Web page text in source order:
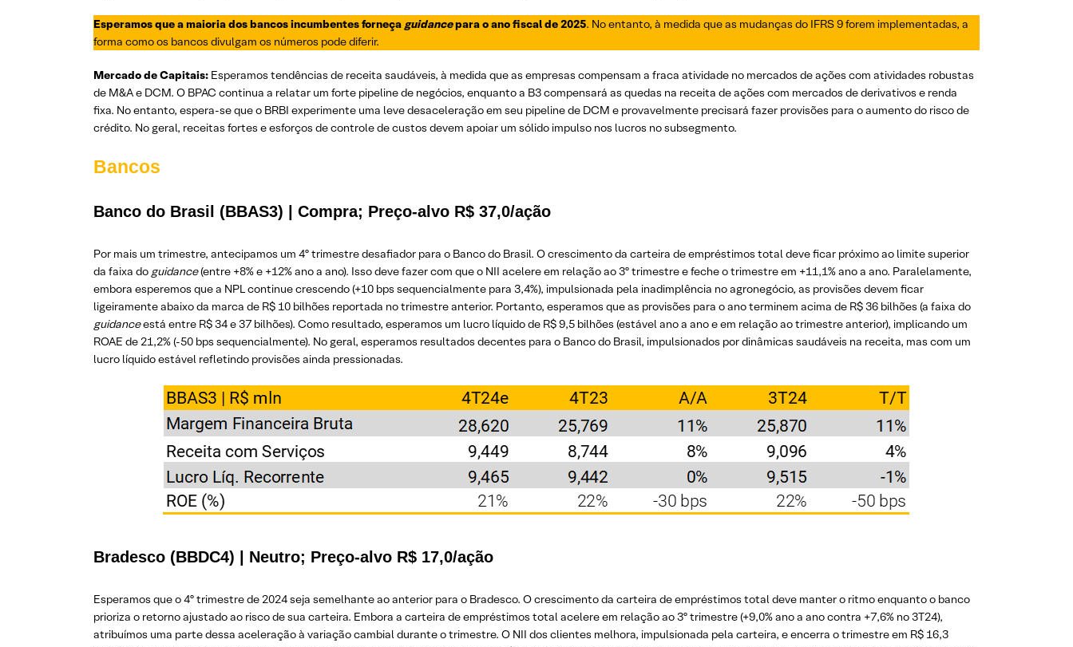
Esperamos que a maioria dos bancos incumbentes forneça guidancepara o ano fiscal de 2025. No entanto, à medida que as mudanças do IFRS 9 forem implementadas, a
forma como os bancos divulgam os números pode diferir.
Mercado de Capitais: Esperamos tendências de receita saudáveis, à medida que as empresas compensam a fraca atividade no mercados de ações com atividades robustas
de M&A e DCM. O BPAC continua a relatar um forte pipeline de negócios, enquanto a B3 compensará as quedas na receita de ações com mercados de derivativos e renda
fixa. No entanto, espera-se que o BRBI experimente uma leve desaceleração em seu pipeline de DCM e provavelmente precisará fazer provisões para o aumento do risco de
crédito. No geral, receitas fortes e esforços de controle de custos devem apoiar um sólido impulso nos lucros no subsegmento.
Bancos
Banco do Brasil (BBAS3) | Compra; Preço-alvo R$ 37,0/ação
Por mais um trimestre, antecipamos um 4º trimestre desafiador para o Banco do Brasil. O crescimento da carteira de empréstimos total deve ficar próximo ao limite superior
da faixa do guidance(entre +8% e +12% ano a ano). Isso deve fazer com que o NII acelere em relação ao 3º trimestre e feche o trimestre em +11,1% ano a ano. Paralelamente,
embora esperemos que a NPL continue crescendo (+10 bps sequencialmente para 3,4%), impulsionada pela inadimplência no agronegócio, as provisões devem ficar
ligeiramente abaixo da marca de R$ 10 bilhões reportada no trimestre anterior. Portanto, esperamos que as provisões para o ano terminem acima de R$ 36 bilhões (a faixa do
guidanceestá entre R$ 34 e 37 bilhões). Como resultado, esperamos um lucro líquido de R$ 9,5 bilhões (estável ano a ano e em relação ao trimestre anterior), implicando um
ROAE de 21,2% (-50 bps sequencialmente). No geral, esperamos resultados decentes para o Banco do Brasil, impulsionados por dinâmicas saudáveis na receita, mas com um
lucro líquido estável refletindo provisões ainda pressionadas.
Bradesco (BBDC4) | Neutro; Preço-alvo R$ 17,0/ação
Esperamos que o 4º trimestre de 2024 seja semelhante ao anterior para o Bradesco. O crescimento da carteira de empréstimos total deve manter o ritmo enquanto o banco
prioriza o retorno ajustado ao risco de sua carteira. Embora a carteira de empréstimos total acelere em relação ao 3º trimestre (+9,0% ano a ano contra +7,6% no 3T24),
atribuímos uma parte dessa aceleração à variação cambial durante o trimestre. O NII dos clientes melhora, impulsionada pela carteira, e encerra o trimestre em R$ 16,3